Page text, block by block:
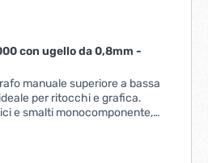
con ugello da 0,8mm -
manuale superiore a bassa